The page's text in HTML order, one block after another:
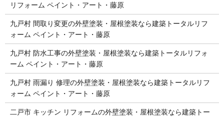
リフォーム ペイント・アート・藤原
九戸村 間取り変更の外壁塗装・屋根塗装なら建築トータルリフ
ォーム ペイント・アート・藤原
九戸村 防水工事の外壁塗装・屋根塗装なら建築トータルリフォ
ーム ペイント・アート・藤原
九戸村 雨漏り 修理の外壁塗装・屋根塗装なら建築トータルリフ
ォーム ペイント・アート・藤原
二戸市 キッチン リフォームの外壁塗装・屋根塗装なら建築トー